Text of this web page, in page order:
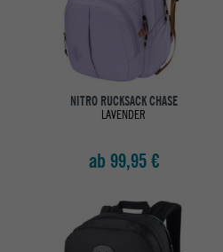
NITRO RUCKSACK CHASE
LAVENDER
ab 99,95 €